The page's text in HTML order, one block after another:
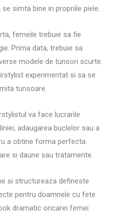
simta bine in propriile piele.
femeile trebuie sa fie
Prima data, trebuie sa
modele de tunsori scurte.
experimentat si sa se
tunsoare.
va face lucrarile
adaugarea buclelor sau a
a obtine forma perfecta.
si daune sau tratamente.
si structureaza defineste
pentru doamnele cu fete
dramatic oricarei femei.